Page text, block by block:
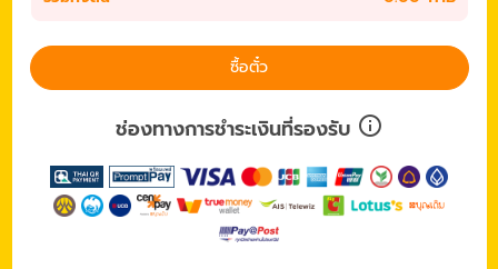
ซื้อตั๋ว
ช่องทางการชำระเงินที่รองรับ